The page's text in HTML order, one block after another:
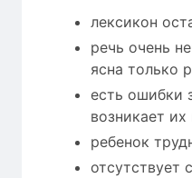
лексикон
речь очень
ясна только
есть ошибки
возникает их
ребенок
отсутствует